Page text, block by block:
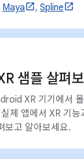
Maya , Spline
샘플 살펴보
XR 기기에서
제 앱에서 XR 기능
보고 알아보세요.